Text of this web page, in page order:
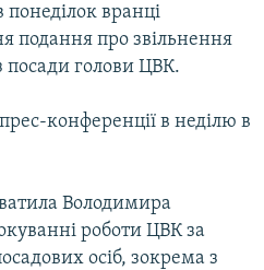
вранцi
подання про звільнення
голови ЦВК.
конференцiї в недiлю в
Володимира
роботи ЦВК за
осiб, зокрема з